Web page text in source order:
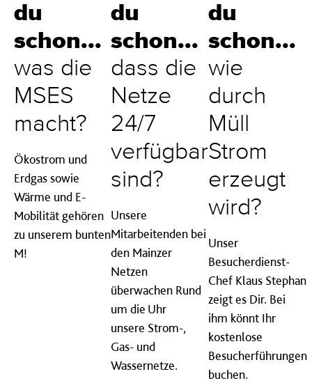
du
schon...
was die
MSES
macht?
Ökostrom und
Erdgas sowie
Wärme und E-
Mobilität gehören
zu unserem bunten
M!
du
schon...
dass die
Netze
24/7
verfügbar
sind?
Unsere
Mitarbeitenden bei
den Mainzer
Netzen
überwachen Rund
um die Uhr
unsere Strom-,
Gas- und
Wassernetze.
du
schon...
wie
durch
Müll
Strom
erzeugt
wird?
Unser
Besucherdienst-
Chef Klaus Stephan
zeigt es Dir. Bei
ihm könnt Ihr
kostenlose
Besucherführungen
buchen.